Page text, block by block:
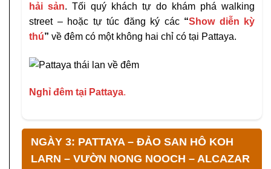
hải sản. Tối quý khách tự do khám phá walking
street – hoặc tự túc đăng ký các “Show diễn kỳ
thú” về đêm có một không hai chỉ có tại Pattaya.
Nghỉ đêm tại Pattaya.
NGÀY 3: PATTAYA – ĐẢO SAN HÔ KOH
LARN – VƯỜN NONG NOOCH – ALCAZAR